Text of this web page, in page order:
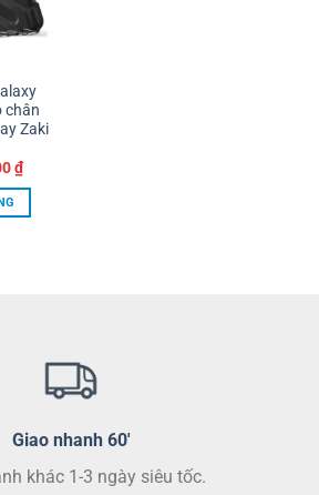
chân
Zaki
₫.
₫Giá
hiện
tại
Giao nhanh 60'
khác 1-3 ngày siêu tốc.